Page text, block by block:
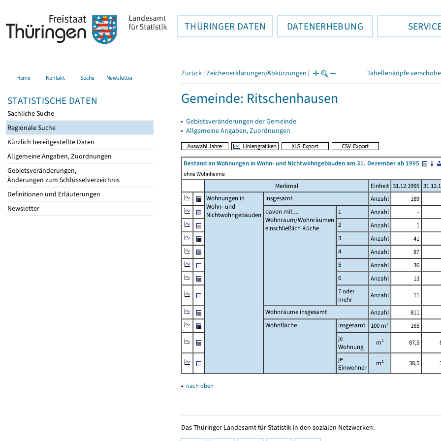
THÜRINGER DATEN DATENERHEBUNG
Home Kontakt Suche Newsletter
STATISTISCHE DATEN
Sachliche Suche
Regionale Suche
Kürzlich bereitgestellte Daten
Allgemeine Angaben, Zuordnungen
Gebietsveränderungen,
Änderungen zum Schlüsselverzeichnis
Definitionen und Erläuterungen
Newsletter
Zurück | Zeichenerklärungen/Abkürzungen | Tabellenköpfe
Gemeinde: Ritschenhausen
▸ Gebietsveränderungen der Gemeinde
▸ Allgemeine Angaben, Zuordnungen
Bestand an Wohnungen in Wohn- und Nichtwohngebäuden am 31. Dezember ab 1995
ohne Wohnheime
Merkmal Einheit 31.12.1995
Wohnungen in
Wohn- und
Nichtwohngebäuden
insgesamt Anzahl 189
davon mit ...
Wohnraum/Wohnräumen
einschließlich Küche
1 Anzahl -
2
Anzahl 1
3
Anzahl 41
4
Anzahl 87
5
Anzahl 36
6
Anzahl 13
7 oder
mehr
Anzahl 11
Wohnräume insgesamt
Anzahl 811
Wohnfläche
insgesamt 100 m² 165
je
Wohnung
m² 87,5
je
Einwohner
m² 38,5
▴ nach oben
Das Thüringer Landesamt für Statistik in den sozialen Netzwerken: